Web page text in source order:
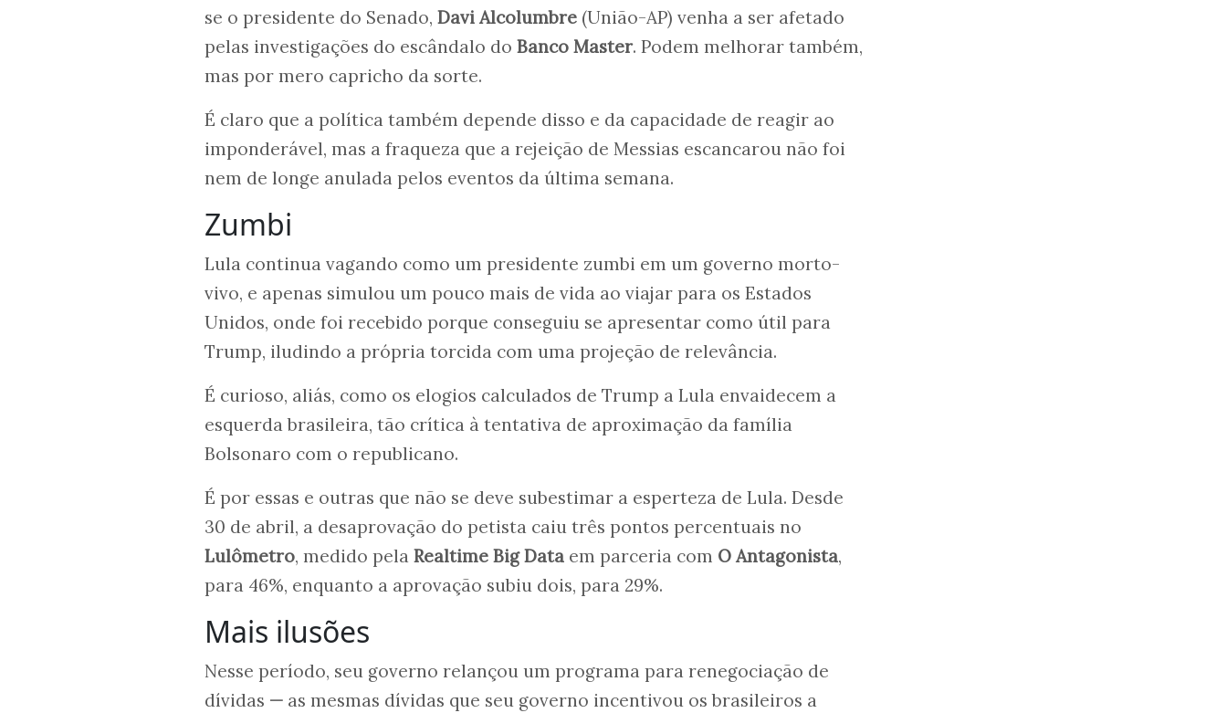
se o presidente do Senado, Davi Alcolumbre (União-AP) venha a ser afetado
pelas investigações do escândalo do Banco Master. Podem melhorar também,
mas por mero capricho da sorte.
É claro que a política também depende disso e da capacidade de reagir ao
imponderável, mas a fraqueza que a rejeição de Messias escancarou não foi
nem de longe anulada pelos eventos da última semana.
Zumbi
Lula continua vagando como um presidente zumbi em um governo morto-
vivo, e apenas simulou um pouco mais de vida ao viajar para os Estados
Unidos, onde foi recebido porque conseguiu se apresentar como útil para
Trump, iludindo a própria torcida com uma projeção de relevância.
É curioso, aliás, como os elogios calculados de Trump a Lula envaidecem a
esquerda brasileira, tão crítica à tentativa de aproximação da família
Bolsonaro com o republicano.
É por essas e outras que não se deve subestimar a esperteza de Lula. Desde
30 de abril, a desaprovação do petista caiu três pontos percentuais no
Lulômetro, medido pela Realtime Big Data em parceria com O Antagonista,
para 46%, enquanto a aprovação subiu dois, para 29%.
Mais ilusões
Nesse período, seu governo relançou um programa para renegociação de
dívidas — as mesmas dívidas que seu governo incentivou os brasileiros a